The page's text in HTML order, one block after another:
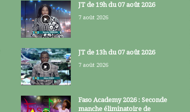
JT de 19h du 07 août 2026
7 août 2026
JT de 13h du 07 août 2026
7 août 2026
Faso Academy 2026 : Seconde
manche éliminatoire de